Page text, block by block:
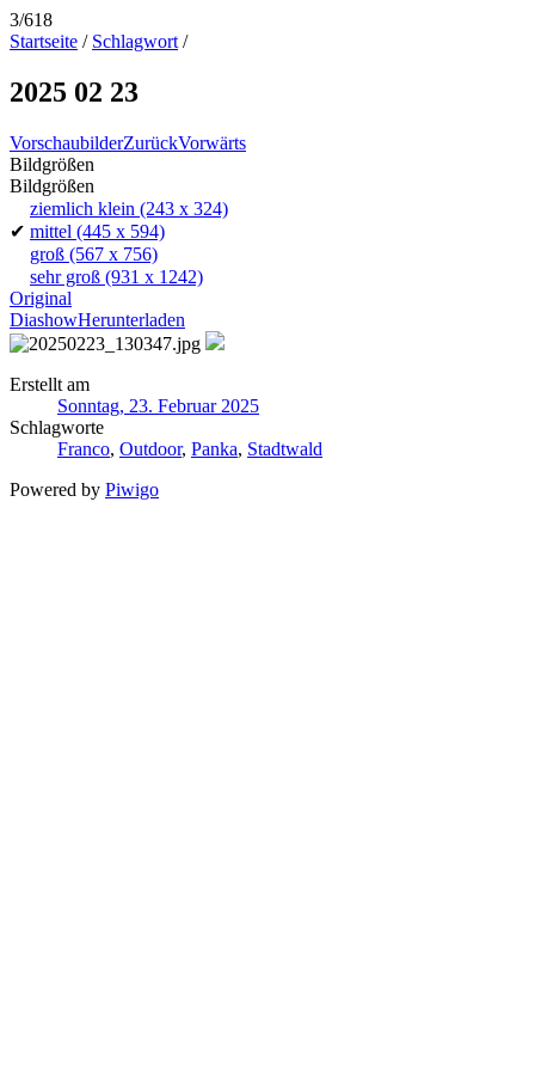
3/618
Startseite / Schlagwort /
2025 02 23
VorschaubilderZurückVorwärts
Bildgrößen
Bildgrößen
ziemlich klein (243 x 324)
✔ mittel (445 x 594)
groß (567 x 756)
sehr groß (931 x 1242)
Original
DiashowHerunterladen
Erstellt am
Sonntag, 23. Februar 2025
Schlagworte
Franco, Outdoor, Panka, Stadtwald
Powered by Piwigo